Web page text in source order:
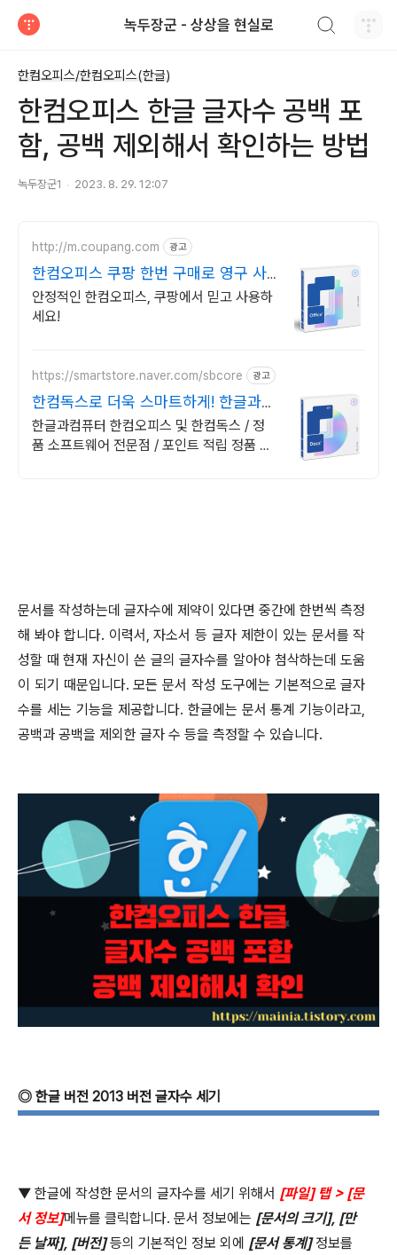
녹두장군 - 상상을 현실로
한컴오피스/한컴오피스(한글)
한컴오피스 한글 글자수 공백 포
함, 공백 제외해서 확인하는 방법
녹두장군1 2023. 8. 29. 12:07
http://m.coupang.com 광고
한컴오피스 쿠팡 한번 구매로 영구 사
용
안정적인 한컴오피스, 쿠팡에서 믿고 사용하
세요!
https://smartstore.naver.com/sbcore 광고
한컴독스로 더욱 스마트하게! 한글과컴
퓨터 정품 인증점
한글과컴퓨터 한컴오피스 및 한컴독스 / 정
품 소프트웨어 전문점 / 포인트 적립 정품 소
문서를 작성하는데 글자수에 제약이 있다면 중간에 한번씩 측정
해 봐야 합니다. 이력서,자소서 등 글자 제한이 있는 문서를 작
성할 때 현재 자신이 쓴 글의 글자수를 알아야 첨삭하는데 도움
이 되기 때문입니다.모든 문서 작성 도구에는 기본적으로 글자
수를 세는 기능을 제공합니다. 한글에는 문서 통계 기능이라고,
공백과 공백을 제외한 글자 수 등을 측정할 수 있습니다.
◎ 한글 버전 2013 버전 글자수 세기
▼ 한글에 작성한 문서의 글자수를 세기 위해서 [파일] 탭> [문
서 정보]메뉴를 클릭합니다. 문서 정보에는 [문서의 크기], [만
든 날짜], [버전] 등의 기본적인 정보 외에 [문서 통계]정보를